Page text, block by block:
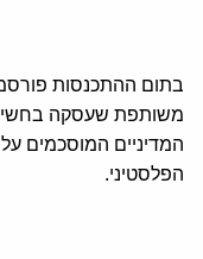
משותפת שעסקה
המדיניים המוסכמים
הפלסטיני.